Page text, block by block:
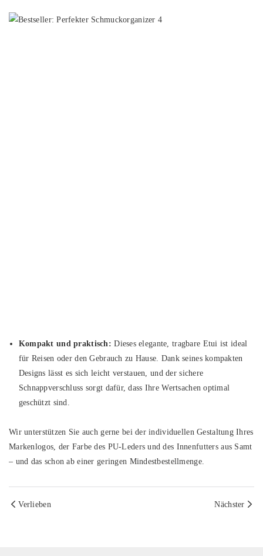
Kompakt und praktisch: Dieses elegante, tragbare Etui ist ideal
für Reisen oder den Gebrauch zu Hause. Dank seines kompakten
Designs lässt es sich leicht verstauen, und der sichere
Schnappverschluss sorgt dafür, dass Ihre Wertsachen optimal
geschützt sind.
Wir unterstützen Sie auch gerne bei der individuellen Gestaltung Ihres
Markenlogos, der Farbe des PU-Leders und des Innenfutters aus Samt
– und das schon ab einer geringen Mindestbestellmenge.
Verlieben Nächster